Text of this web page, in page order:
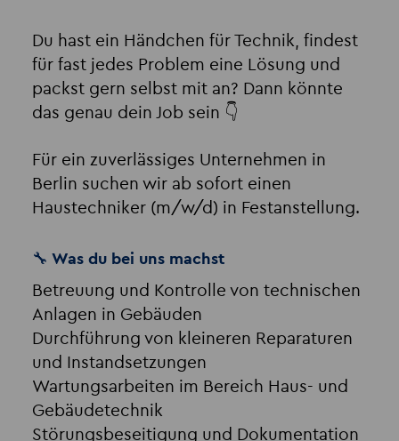
Du hast ein Händchen für Technik, findest
für fast jedes Problem eine Lösung und
packst gern selbst mit an? Dann könnte
das genau dein Job sein 👇
Für ein zuverlässiges Unternehmen in
Berlin suchen wir ab sofort einen
Haustechniker (m/w/d) in Festanstellung.
🔧 Was du bei uns machst
Betreuung und Kontrolle von technischen
Anlagen in Gebäuden
Durchführung von kleineren Reparaturen
und Instandsetzungen
Wartungsarbeiten im Bereich Haus- und
Gebäudetechnik
Störungsbeseitigung und Dokumentation